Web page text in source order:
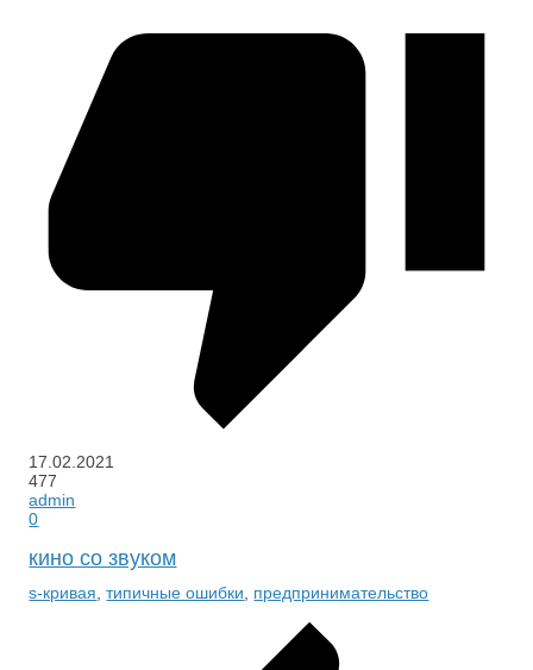
17.02.2021
477
admin
0
кино со звуком
s-кривая ,типичные ошибки предпринимательство